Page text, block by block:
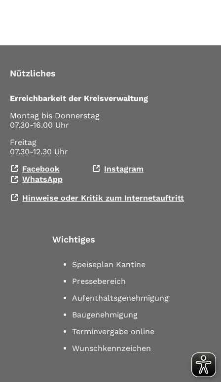
Nützliches
Erreichbarkeit der Kreisverwaltung
Montag bis Donnerstag
07.30-16.00 Uhr
Freitag
07.30-12.30 Uhr
Facebook
Instagram
WhatsApp
Hinweise oder Kritik zum Internetauftritt
Wichtiges
Speiseplan Kantine
Pressebereich
Aufenthaltsgenehmigung
Baugenehmigung
Terminvergabe online
Wunschkennzeichen